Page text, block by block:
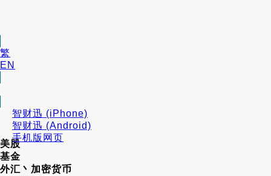
繁
EN
智财迅 (iPhone)
智财迅 (Android)
手机版网页
美股
基金
外汇丶加密货币